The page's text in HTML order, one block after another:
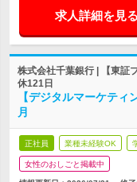
求人詳細を見る
株式会社千葉銀行 | 【東証
休121日
【デジタルマーケテ
月
正社員 業種未経験OK
女性のおしごと掲載中